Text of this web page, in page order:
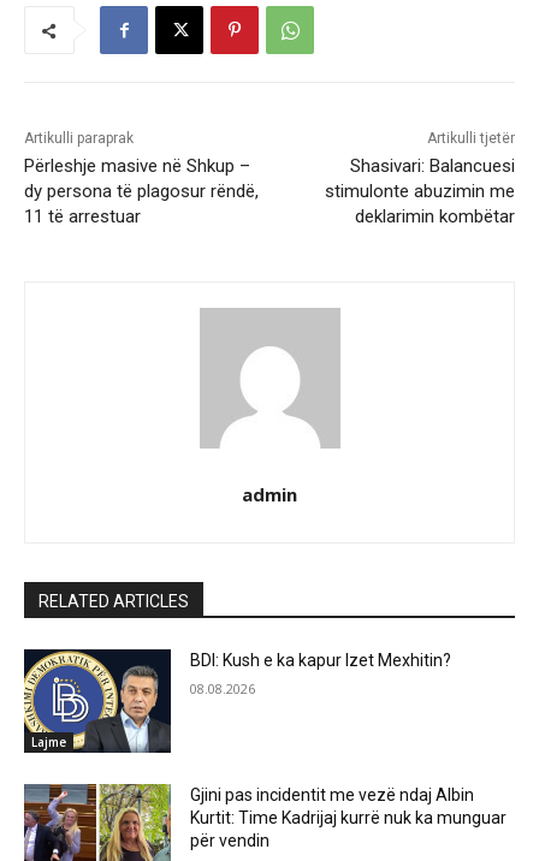
Artikulli paraprak
Përleshje masive në Shkup –
dy persona të plagosur rëndë,
11 të arrestuar
Artikulli tjetër
Shasivari: Balancuesi
stimulonte abuzimin me
deklarimin kombëtar
admin
RELATED ARTICLES
Lajme
BDI: Kush e ka kapur Izet Mexhitin?
08.08.2026
Gjini pas incidentit me vezë ndaj Albin
Kurtit: Time Kadrijaj kurrë nuk ka munguar
për vendin